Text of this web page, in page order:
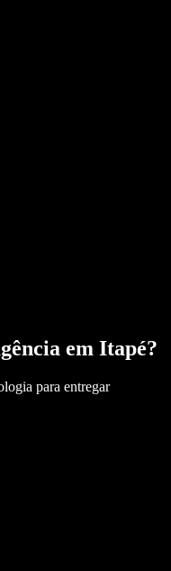
em Itapé?
para entregar